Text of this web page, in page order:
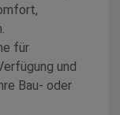
für
und
Bau- oder